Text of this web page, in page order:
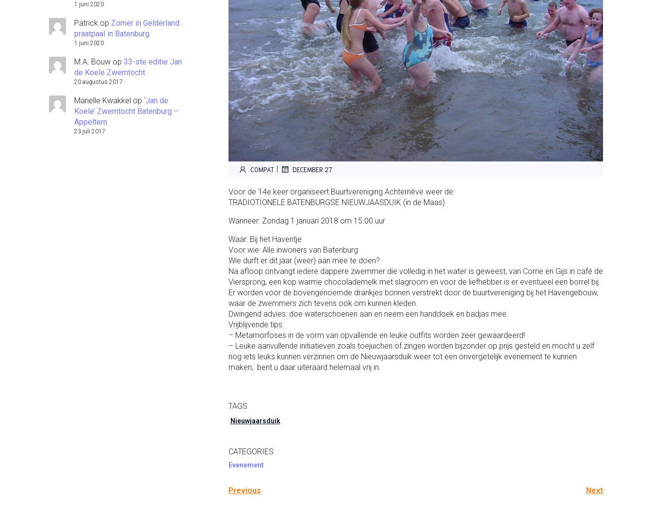
1 juni 2020
Patrick op Zomer in Gelderland
praatpaal in Batenburg
1 juni 2020
M.A. Bouw op 33-ste editie Jan
de Koele Zwemtocht
20 augustus 2017
Marielle Kwakkel op ‘Jan de
Koele’ Zwemtocht Batenburg –
Appeltern
23 juli 2017
COMPAT DECEMBER 27
Voor de 14e keer organiseert Buurtvereniging Achternève weer de:
TRADIOTIONELE BATENBURGSE NIEUWJAASDUIK (in de Maas)
Wanneer: Zondag 1 januari 2018 om 15.00 uur
Waar: Bij het Haventje
Voor wie: Alle inwoners van Batenburg
Wie durft er dit jaar (weer) aan mee te doen?
Na afloop ontvangt iedere dappere zwemmer die volledig in het water is geweest, van Corrie en Gijs in café de
Viersprong, een kop warme chocolademelk met slagroom en voor de liefhebber is er eventueel een borrel bij.
Er worden voor de bovengenoemde drankjes bonnen verstrekt door de buurtvereniging bij het Havengebouw,
waar de zwemmers zich tevens ook om kunnen kleden.
Dwingend advies: doe waterschoenen aan en neem een handdoek en badjas mee.
Vrijblijvende tips:
– Metamorfoses in de vorm van opvallende en leuke outfits worden zeer gewaardeerd!
– Leuke aanvullende initiatieven zoals toejuichen of zingen worden bijzonder op prijs gesteld en mocht u zelf
nog iets leuks kunnen verzinnen om de Nieuwjaarsduik weer tot een onvergetelijk evenement te kunnen
maken, bent u daar uiteraard helemaal vrij in.
TAGS
Nieuwjaarsduik
CATEGORIES
Evenement
Previous Next